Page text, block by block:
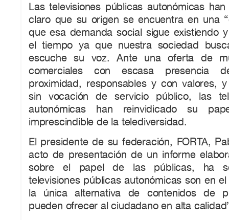
Las televisiones públicas autonómicas
claro que su origen se encuentra en una
que esa demanda social sigue existiendo
el tiempo ya que nuestra sociedad
escuche su voz. Ante una oferta de
comerciales con escasa presencia
proximidad, responsables y con valores,
sin vocación de servicio público, las
autonómicas han reinvidicado su
imprescindible de la telediversidad.
El presidente de su federación, FORTA,
acto de presentación de un informe
sobre el papel de las públicas, ha
televisiones públicas autonómicas son en
la única alternativa de contenidos de
pueden ofrecer al ciudadano en alta